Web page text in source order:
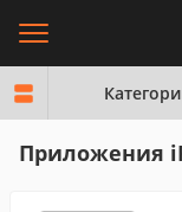
Приложения